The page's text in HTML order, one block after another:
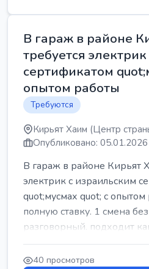
В гараж в районе
требуется
сертификатом
опытом работы
Требуются
Кирьят Хаим (Центр
Опубликовано: 05.01.2026
В гараж в районе Кирьят
электрик с израильским
quot;мусмах quot; с опытом
полную ставку. 1 смена
разговорный. подходит
40 просмотров